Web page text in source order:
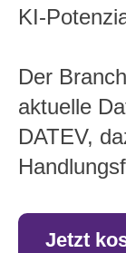
KI-
Der
aktuelle
DATEV,
Jetzt